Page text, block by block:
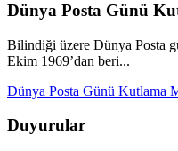
Dünya Posta Günü
Bilindiği üzere Dünya Posta
Ekim 1969’dan beri...
Dünya Posta Günü Kutlama
Duyurular